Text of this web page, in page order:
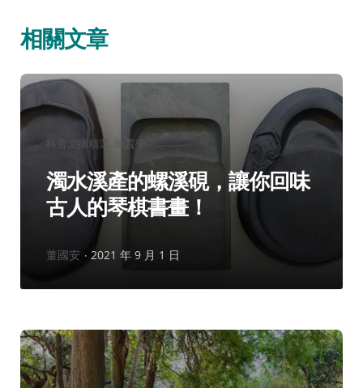
相關文章
科普文摘精選 地質學
濁水溪產的螺溪硯，讓你回味
古人的琴棋書畫！
作
董國安 2021 年 9 月 1 日